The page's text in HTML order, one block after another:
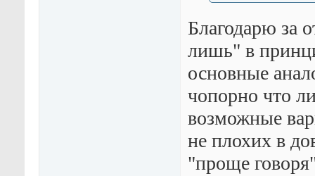
Благодарю за
лишь" в
основные
чопорно что
возможные
не плохих в
"проще